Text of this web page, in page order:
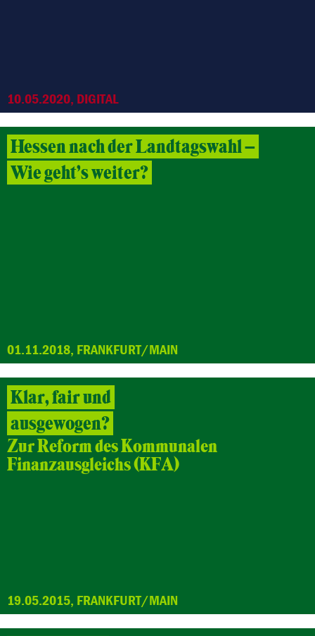
10.05.2020, DIGITAL
Hessen nach der Landtagswahl –
Wie geht’s weiter?
01.11.2018, FRANKFURT/MAIN
Klar, fair und
ausgewogen?
Zur Reform des Kommunalen
Finanzausgleichs (KFA)
19.05.2015, FRANKFURT/MAIN